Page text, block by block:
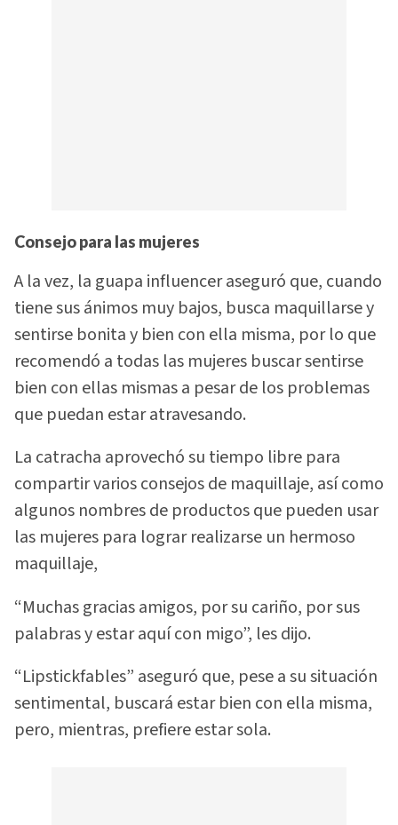
Consejo para las mujeres
A la vez, la guapa influencer aseguró que, cuando
tiene sus ánimos muy bajos, busca maquillarse y
sentirse bonita y bien con ella misma, por lo que
recomendó a todas las mujeres buscar sentirse
bien con ellas mismas a pesar de los problemas
que puedan estar atravesando.
La catracha aprovechó su tiempo libre para
compartir varios consejos de maquillaje, así como
algunos nombres de productos que pueden usar
las mujeres para lograr realizarse un hermoso
maquillaje,
“Muchas gracias amigos, por su cariño, por sus
palabras y estar aquí con migo”, les dijo.
“Lipstickfables” aseguró que, pese a su situación
sentimental, buscará estar bien con ella misma,
pero, mientras, prefiere estar sola.